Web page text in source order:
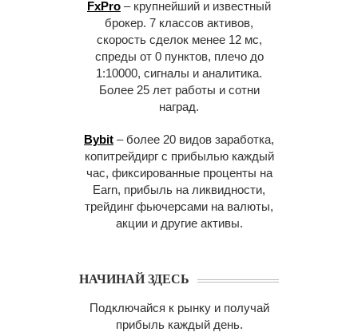
FxPro – крупнейший и известный
брокер. 7 классов активов,
скорость сделок менее 12 мс,
спреды от 0 пунктов, плечо до
1:10000, сигналы и аналитика.
Более 25 лет работы и сотни
наград.
Bybit – более 20 видов заработка,
копитрейдирг с прибылью каждый
час, фиксированные проценты на
Earn, прибыль на ликвидности,
трейдинг фьючерсами на валюты,
акции и другие активы.
НАЧИНАЙ ЗДЕСЬ
Подключайся к рынку и получай
прибыль каждый день.